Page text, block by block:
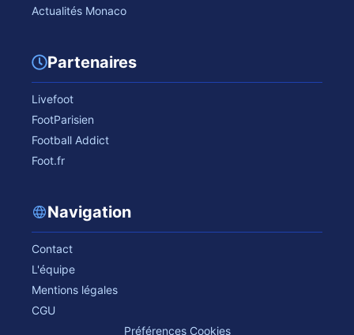
Actualités Monaco
Partenaires
Livefoot
FootParisien
Football Addict
Foot.fr
Navigation
Contact
L'équipe
Mentions légales
CGU
Préférences Cookies